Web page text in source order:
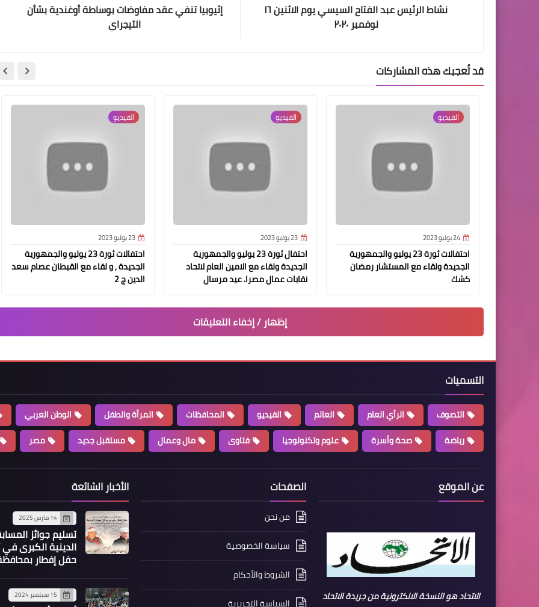
إثيوبيا تنفي عقد مفاوضات بوساطة أوغندية بشأن
التيجراي
نشاط الرئيس عبد الفتاح السيسي يوم الاثنين ١٦
نوفمبر ٢٠٢٠
قد تُعجبك هذه المشاركات
الفيديو
24 يوليو 2023
احتفالات ثورة 23 يوليو والجمهورية
الجديدة ولقاء مع المستشار رمضان
كشك
الفيديو
23 يوليو 2023
احتفال ثورة 23 يوليو والجمهورية
الجديدة ولقاء مع الامين العام لاتحاد
نقابات عمال مصرا. عيد مرسال
الفيديو
23 يوليو 2023
احتفالات ثورة 23 يوليو والجمهورية
الجديدة , و لقاء مع القبطان عصام سعد
الدين ج 2
إظهار / إخفاء التعليقات
التسميات
التصوف الرأي العام العالم الفيديو المحافظات المرأة والطفل الوطن العربي
رياضة
صحة وأسرة علوم وتكنولوجيا فتاوى مال وعمال مستقبل جديد مصر
عن الموقع
الاتحاد هو النسخة الالكترونية من جريدة الاتحاد
الصفحات
من نحن
سياسة الخصوصية
الشروط والأحكام
السياسة التحريرية
الأخبار الشائعة
14 مارس 2025
تسليم جوائز
الدينية الكبرى
حفل إفطار
15 سبتمبر 2024